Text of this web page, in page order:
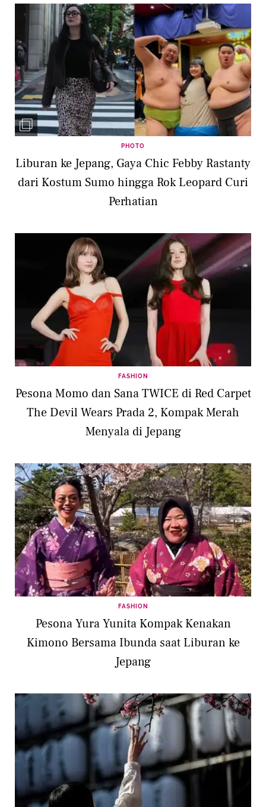
PHOTO
Liburan ke Jepang, Gaya Chic Febby Rastanty
dari Kostum Sumo hingga Rok Leopard Curi
Perhatian
FASHION
Pesona Momo dan Sana TWICE di Red Carpet
The Devil Wears Prada 2, Kompak Merah
Menyala di Jepang
FASHION
Pesona Yura Yunita Kompak Kenakan
Kimono Bersama Ibunda saat Liburan ke
Jepang